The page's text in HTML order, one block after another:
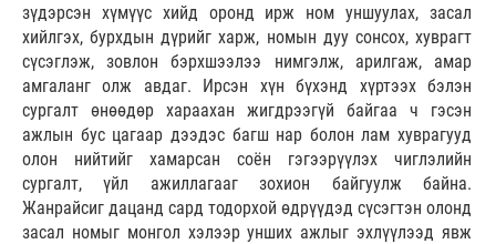
зүдэрсэн хүмүүс хийд оронд ирж ном уншуулах, засал
хийлгэх, бурхдын дүрийг харж, номын дуу сонсох, хуврагт
сүсэглэж, зовлон бэрхшээлээ нимгэлж, арилгаж, амар
амгаланг олж авдаг. Ирсэн хүн бүхэнд хүртээх бэлэн
сургалт өнөөдөр хараахан жигдрээгүй байгаа ч гэсэн
ажлын бус цагаар дээдэс багш нар болон лам хуврагууд
олон нийтийг хамарсан соён гэгээрүүлэх чиглэлийн
сургалт, үйл ажиллагааг зохион байгуулж байна.
Жанрайсиг дацанд сард тодорхой өдрүүдэд сүсэгтэн олонд
засал номыг монгол хэлээр унших ажлыг эхлүүлээд явж